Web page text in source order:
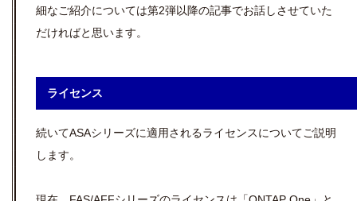
細なご紹介については第2弾以降の記事でお話しさせていた
だければと思います。
ライセンス
続いてASAシリーズに適用されるライセンスについてご説明
します。